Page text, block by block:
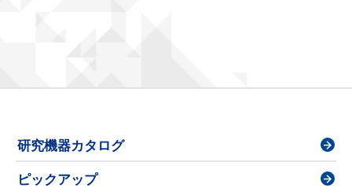
研究機器カタログ
ピックアップ